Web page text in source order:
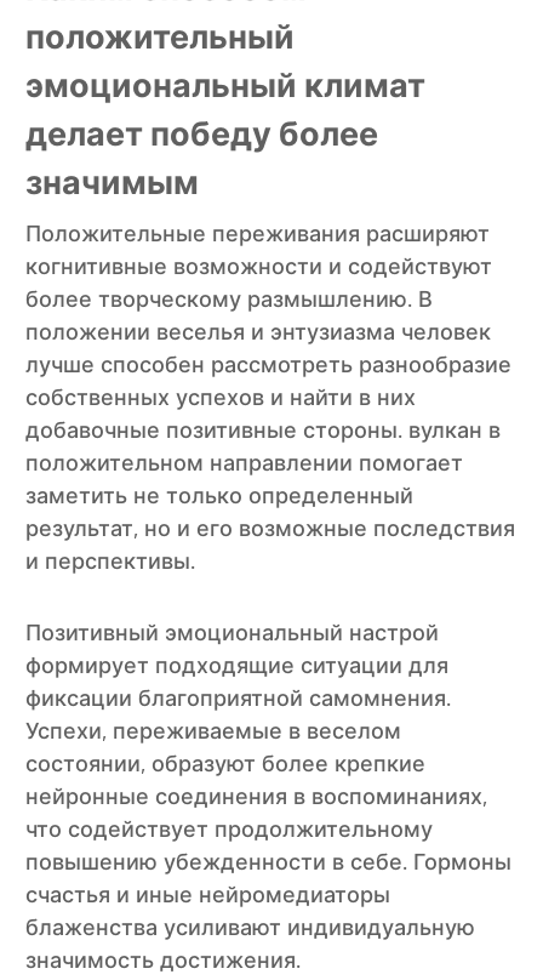
положительный
эмоциональный климат
делает победу более
значимым
Положительные переживания расширяют
когнитивные возможности и содействуют
более творческому размышлению. В
положении веселья и энтузиазма человек
лучше способен рассмотреть разнообразие
собственных успехов и найти в них
добавочные позитивные стороны. вулкан в
положительном направлении помогает
заметить не только определенный
результат, но и его возможные последствия
и перспективы.
Позитивный эмоциональный настрой
формирует подходящие ситуации для
фиксации благоприятной самомнения.
Успехи, переживаемые в веселом
состоянии, образуют более крепкие
нейронные соединения в воспоминаниях,
что содействует продолжительному
повышению убежденности в себе. Гормоны
счастья и иные нейромедиаторы
блаженства усиливают индивидуальную
значимость достижения.